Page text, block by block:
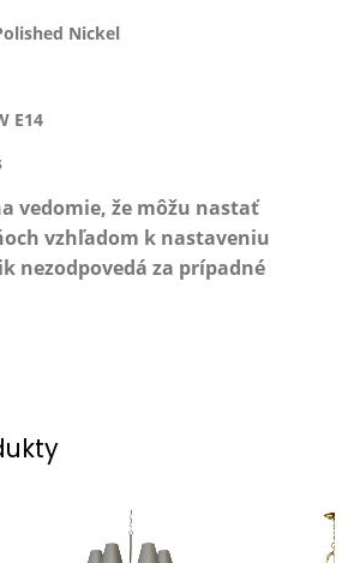
Nickel
E14
vedomie, že môžu nastať
vzhľadom k nastaveniu
nezodpovedá za prípadné